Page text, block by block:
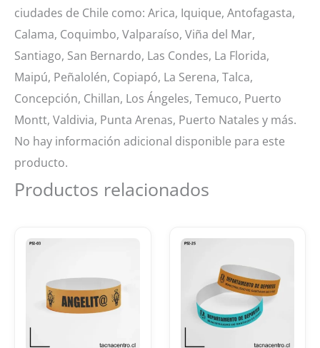
ciudades de Chile como: Arica, Iquique, Antofagasta,
Calama, Coquimbo, Valparaíso, Viña del Mar,
Santiago, San Bernardo, Las Condes, La Florida,
Maipú, Peñalolén, Copiapó, La Serena, Talca,
Concepción, Chillan, Los Ángeles, Temuco, Puerto
Montt, Valdivia, Punta Arenas, Puerto Natales y más.
No hay información adicional disponible para este
producto.
Productos relacionados